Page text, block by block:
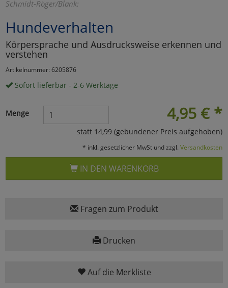
Schmidt-Röger/Blank:
Hundeverhalten
Körpersprache und Ausdrucksweise erkennen und
verstehen
Artikelnummer: 6205876
Sofort lieferbar - 2-6 Werktage
4,95 € *
Menge
statt 14,99 (gebundener Preis aufgehoben)
* inkl. gesetzlicher MwSt und zzgl. Versandkosten
IN DEN WARENKORB
Fragen zum Produkt
Drucken
Auf die Merkliste
Umfragetools
Cookies
Alle Akzeptieren
Cookies
Einstellungen speichern
zurückzu Haupptseite